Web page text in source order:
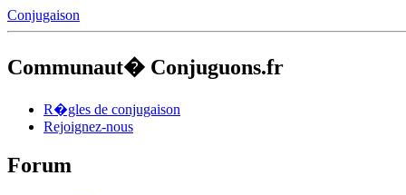
Conjugaison
Communaut� Conjuguons.fr
R�gles de conjugaison
Rejoignez-nous
Forum